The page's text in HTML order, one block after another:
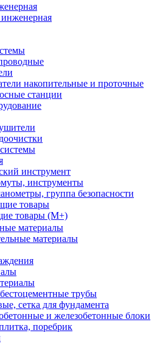
накопительные и проточные
станции
инструмент
инструменты
группа безопасности
товары
товары (М+)
материалы
материалы
трубы
сетка для фундамента
и железобетонные блоки
поребрик